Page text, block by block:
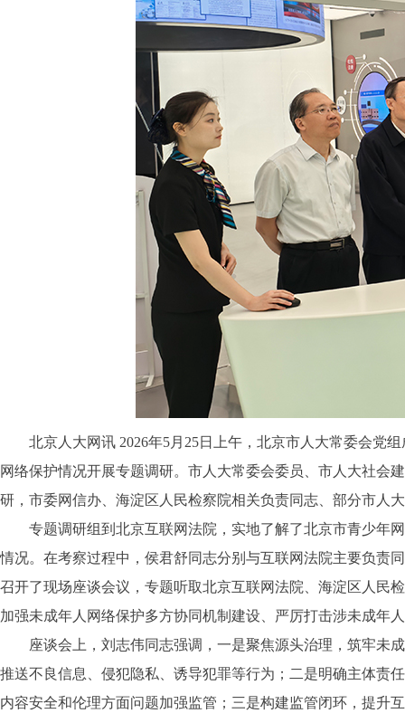
北京人大网讯 2026年5月25日上午，北京市人大常委会党
网络保护情况开展专题调研。市人大常委会委员、市人大社会
研，市委网信办、海淀区人民检察院相关负责同志、部分市人
专题调研组到北京互联网法院，实地了解了北京市青少年网
情况。在考察过程中，侯君舒同志分别与互联网法院主要负责
召开了现场座谈会议，专题听取北京互联网法院、海淀区人民
加强未成年人网络保护多方协同机制建设、严厉打击涉未成年
座谈会上，刘志伟同志强调，一是聚焦源头治理，筑牢未成
推送不良信息、侵犯隐私、诱导犯罪等行为；二是明确主体责
内容安全和伦理方面问题加强监管；三是构建监管闭环，提升